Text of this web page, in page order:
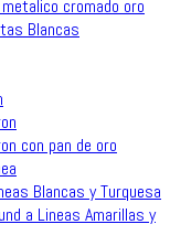
cromado oro
Blancas
con pan de oro
Blancas y Turquesa
a Lineas Amarillas y